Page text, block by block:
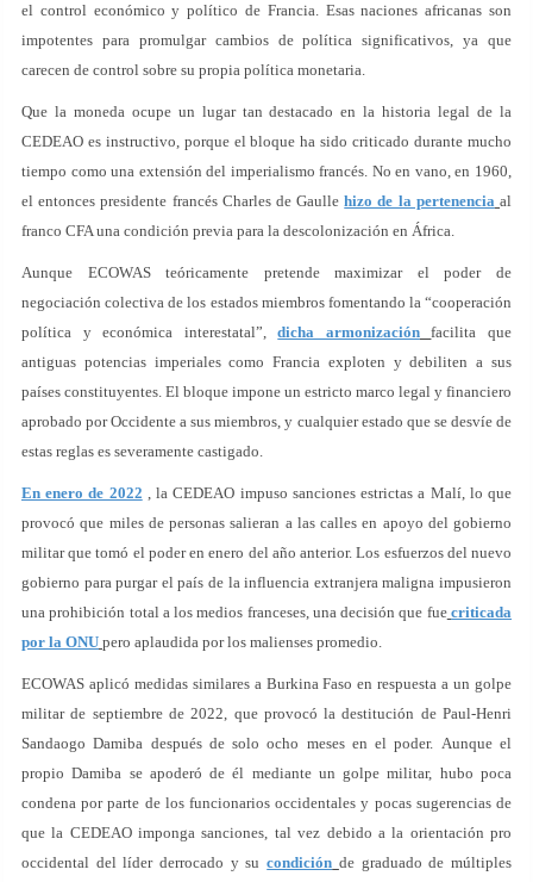
el control económico y político de Francia. Esas naciones africanas son
impotentes para promulgar cambios de política significativos, ya que
carecen de control sobre su propia política monetaria.
Que la moneda ocupe un lugar tan destacado en la historia legal de la
CEDEAO es instructivo, porque el bloque ha sido criticado durante mucho
tiempo como una extensión del imperialismo francés. No en vano, en 1960,
el entonces presidente francés Charles de Gaullehizo de la pertenencia al
franco CFA una condición previa para la descolonización en África.
Aunque ECOWAS teóricamente pretende maximizar el poder de
negociación colectiva de los estados miembros fomentando la “cooperación
política y económica interestatal”,dicha armonización
facilita que
antiguas potencias imperiales como Francia exploten y debiliten a sus
países constituyentes. El bloque impone un estricto marco legal y financiero
aprobado por Occidente a sus miembros, y cualquier estado que se desvíe de
estas reglas es severamente castigado.
En enero de 2022 , la CEDEAO impuso sanciones estrictas a Malí, lo que
provocó que miles de personas salieran a las calles en apoyo del gobierno
militar que tomó el poder en enero del año anterior. Los esfuerzos del nuevo
gobierno para purgar el país de la influencia extranjera maligna impusieron
una prohibición total a los medios franceses, una decisión que fue criticada
por la ONU pero aplaudida por los malienses promedio.
ECOWAS aplicó medidas similares a Burkina Faso en respuesta a un golpe
militar de septiembre de 2022, que provocó la destitución de Paul-Henri
Sandaogo Damiba después de solo ocho meses en el poder. Aunque el
propio Damiba se apoderó de él mediante un golpe militar, hubo poca
condena por parte de los funcionarios occidentales y pocas sugerencias de
que la CEDEAO imponga sanciones, tal vez debido a la orientación pro
occidental del líder derrocado y sucondición de graduado de múltiples